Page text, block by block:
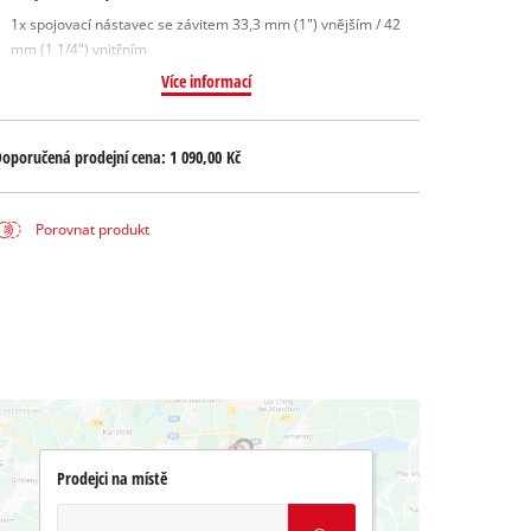
1x spojovací nástavec se závitem 33,3 mm (1") vnějším / 42
mm (1 1/4") vnitřním
Více informací
prodejní cena: 1 090,00 Kč
Porovnat produkt
Prodejci na místě